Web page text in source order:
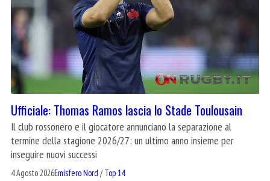
Ufficiale: Thomas Ramos lascia lo Stade Toulousain
Il club rossonero e il giocatore annunciano la separazione al
termine della stagione 2026/27: un ultimo anno insieme per
inseguire nuovi successi
4 Agosto 2026Emisfero Nord /Top 14